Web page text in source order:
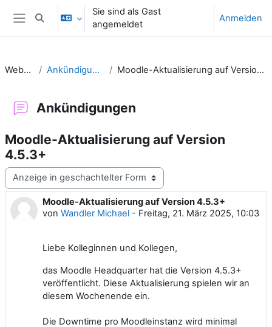
Zum Hauptinhalt
Website-Übersicht
Sucheingabe umschalten
Sie sind als Gast
angemeldet
Anmelden
Website Ankündigungen Moodle-Aktualisierung auf Version 4.5.3+
Ankündigungen
Moodle-Aktualisierung auf Version
4.5.3+
Anzeigemodus
Moodle-Aktualisierung auf Version 4.5.3+
von Wandler Michael - Freitag, 21. März 2025, 10:03
Anzahl Antworten: 1
Liebe Kolleginnen und Kollegen,
das Moodle Headquarter hat die Version 4.5.3+
veröffentlicht. Diese Aktualisierung spielen wir an
diesem Wochenende ein.
Die Downtime pro Moodleinstanz wird minimal